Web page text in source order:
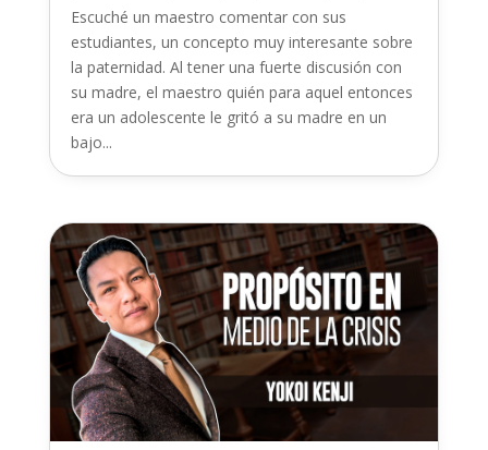
Escuché un maestro comentar con sus
estudiantes, un concepto muy interesante sobre
la paternidad. Al tener una fuerte discusión con
su madre, el maestro quién para aquel entonces
era un adolescente le gritó a su madre en un
bajo...